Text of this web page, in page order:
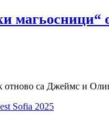
магьосници“
отново са Джеймс и